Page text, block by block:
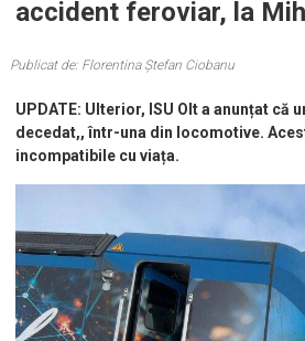
trenuri de marfă,
accident feroviar, la
Publicat de: Florentina Ștefan Ciobanu
UPDATE: Ulterior, ISU Olt a anunțat că